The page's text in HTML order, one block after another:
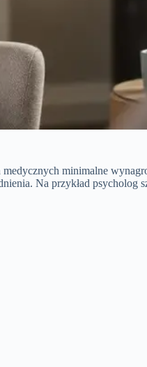
minimalne
Na przykład psycholog